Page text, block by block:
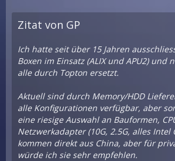
Zitat von GP
Ich hatte seit über 15 Jahren
Boxen im Einsatz (ALIX und APU2) und
alle durch Topton ersetzt.
Aktuell sind durch Memory/HDD
alle Konfigurationen verfügbar, aber
eine riesige Auswahl an Bauformen,
Netzwerkadapter (10G, 2.5G, alles Intel
kommen direkt aus China, aber für
würde ich sie sehr empfehlen.